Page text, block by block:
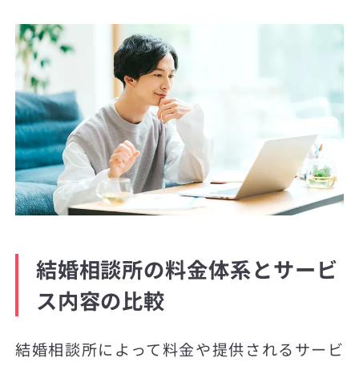
結婚相談所の料金体系とサービ
ス内容の比較
結婚相談所によって料金や提供されるサービ